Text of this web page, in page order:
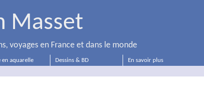
Masset
voyages en France et dans le monde
en aquarelle Dessins & BD En savoir plus